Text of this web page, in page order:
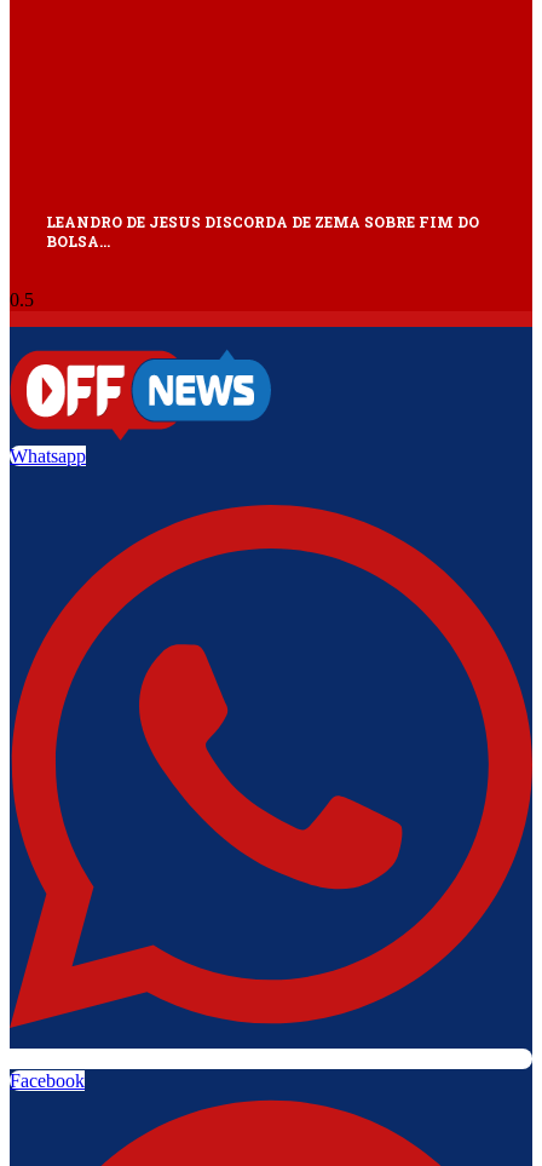
LEANDRO DE JESUS DISCORDA DE ZEMA SOBRE FIM DO
BOLSA…
Whatsapp
Facebook